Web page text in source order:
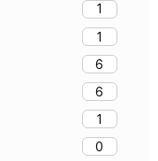
1
1
6
6
1
0